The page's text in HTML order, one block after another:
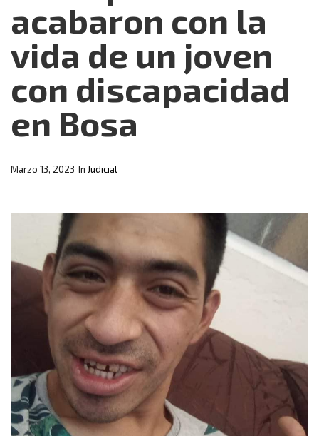
acabaron con la
vida de un joven
con discapacidad
en Bosa
In Judicial
Marzo 13, 2023